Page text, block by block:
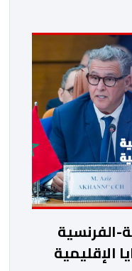
بإعادة تنظيم المجلس الوطني
مهام المجلس
انتخاب […]
الفرنسية
الإقليمية